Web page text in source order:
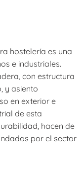
hostelería es una
e industriales.
con estructura
y asiento
en exterior e
de esta
hacen de
por el sector